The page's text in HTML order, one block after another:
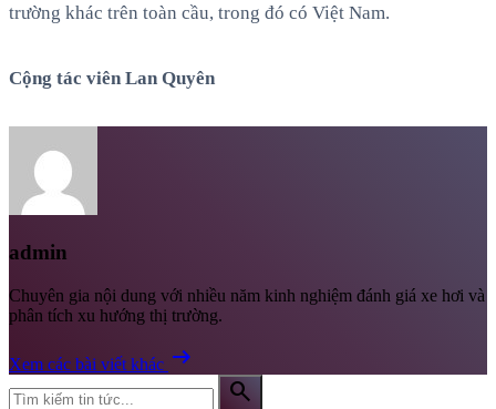
trường khác trên toàn cầu, trong đó có Việt Nam.
Cộng tác viên Lan Quyên
admin
Chuyên gia nội dung với nhiều năm kinh nghiệm đánh giá xe hơi và
phân tích xu hướng thị trường.
Xem các bài viết khác arrow_right_alt
search